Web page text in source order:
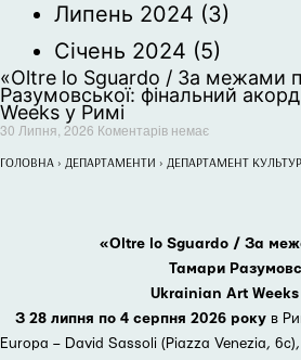
Липень 2024 (3)
Січень 2024 (5)
«Oltre lo Sguardo / За межами
Разумовської: фінальний
Weeks у Римі
30 Липня, 2026 Коментарів немає
ГОЛОВНА › ДЕПАРТАМЕНТИ › ДЕПАРТАМЕНТ
«Oltre lo Sguardo / За
Тамари
Ukrainian Art Weeks
З 28 липня по 4 серпня 2026 року в
Europa – David Sassoli (Piazza Venezia,